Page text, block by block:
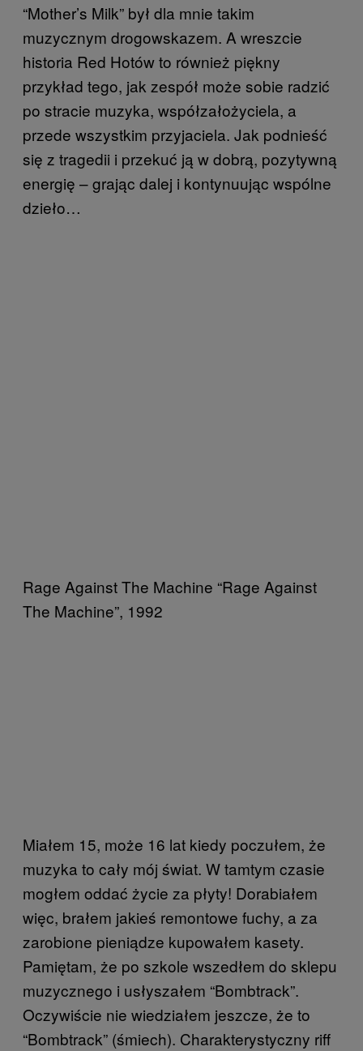
“Mother’s Milk” był dla mnie takim
muzycznym drogowskazem. A wreszcie
historia Red Hotów to również piękny
przykład tego, jak zespół może sobie radzić
po stracie muzyka, współzałożyciela, a
przede wszystkim przyjaciela. Jak podnieść
się z tragedii i przekuć ją w dobrą, pozytywną
energię – grając dalej i kontynuując wspólne
dzieło…
Rage Against The Machine “Rage Against
The Machine”, 1992
Miałem 15, może 16 lat kiedy poczułem, że
muzyka to cały mój świat. W tamtym czasie
mogłem oddać życie za płyty! Dorabiałem
więc, brałem jakieś remontowe fuchy, a za
zarobione pieniądze kupowałem kasety.
Pamiętam, że po szkole wszedłem do sklepu
muzycznego i usłyszałem “Bombtrack”.
Oczywiście nie wiedziałem jeszcze, że to
“Bombtrack” (śmiech). Charakterystyczny riff